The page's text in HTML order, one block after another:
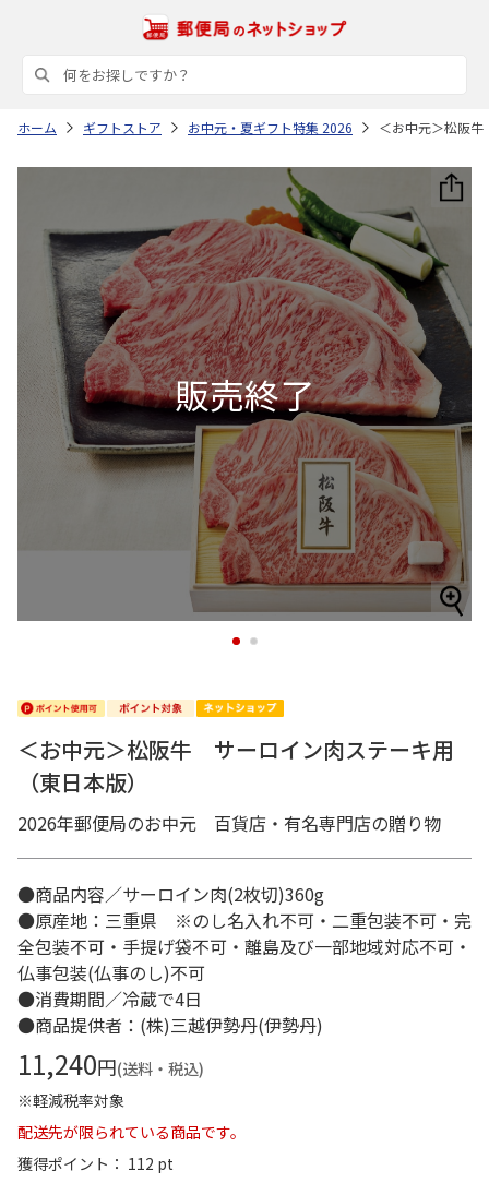
ホーム ギフトストア お中元・夏ギフト特集 2026 ＜お中元＞松阪
1 2
＜お中元＞松阪牛 サーロイン肉ステーキ用
（東日本版）
2026年郵便局のお中元 百貨店・有名専門店の贈り物
●商品内容／サーロイン肉(2枚切)360g
●原産地：三重県 ※のし名入れ不可・二重包装不可・完
全包装不可・手提げ袋不可・離島及び一部地域対応不可・
仏事包装(仏事のし)不可
●消費期間／冷蔵で4日
●商品提供者：(株)三越伊勢丹(伊勢丹)
11,240円(送料・税込)
※軽減税率対象
配送先が限られている商品です。
獲得ポイント： 112 pt